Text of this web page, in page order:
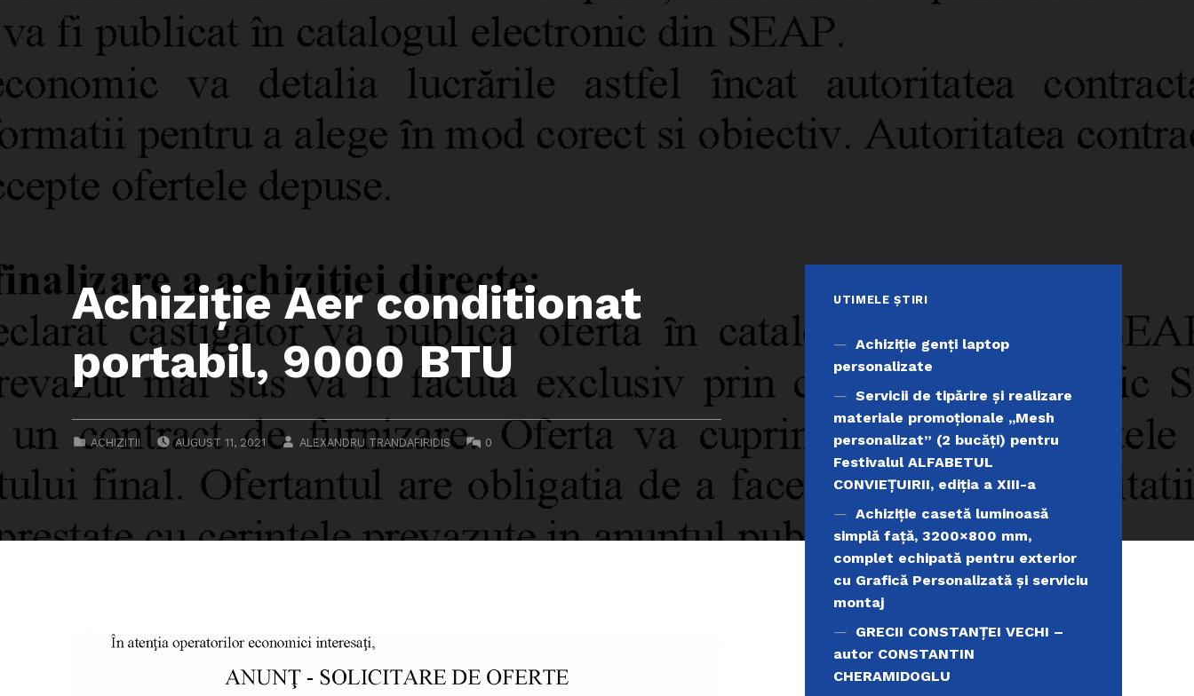
Achiziţie Aer conditionat
portabil, 9000 BTU
CATEGORIZED IN:
ACHIZITII
POSTED ON:
AUGUST 11, 2021
WRITTEN BY:
ALEXANDRU TRANDAFIRIDIS
COMMENTS:
0
UTIMELE ȘTIRI
Achiziţie genți laptop
personalizate
Servicii de tipărire şi realizare
materiale promoţionale ,,Mesh
personalizat” (2 bucăți) pentru
Festivalul ALFABETUL
CONVIEŢUIRII, ediţia a XIII-a
Achiziție casetă luminoasă
simplă față, 3200×800 mm,
complet echipată pentru exterior
cu Grafică Personalizată și serviciu
montaj
GRECII CONSTANȚEI VECHI –
autor CONSTANTIN
CHERAMIDOGLU